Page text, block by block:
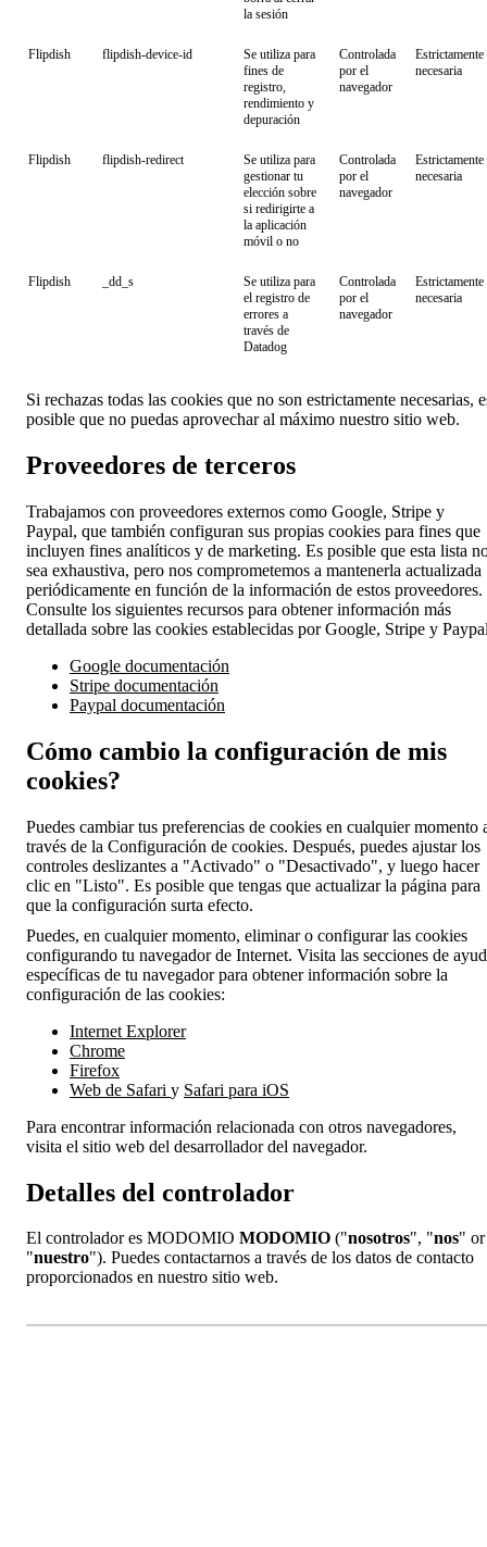
la sesión
Flipdish flipdish-device-id
Se utiliza para
fines de
registro,
rendimiento y
depuración
Controlada
por el
navegador
Estrictamente
necesaria
Flipdish flipdish-redirect
Se utiliza para
gestionar tu
elección sobre
si redirigirte a
la aplicación
móvil o no
Controlada
por el
navegador
Estrictamente
necesaria
Flipdish _dd_s
Se utiliza para
el registro de
errores a
través de
Datadog
Controlada
por el
navegador
Estrictamente
necesaria
Si rechazas todas las cookies que no son estrictamente necesarias,
posible que no puedas aprovechar al máximo nuestro sitio web.
Proveedores de terceros
Trabajamos con proveedores externos como Google, Stripe y
Paypal, que también configuran sus propias cookies para fines que
incluyen fines analíticos y de marketing. Es posible que esta lista
sea exhaustiva, pero nos comprometemos a mantenerla actualizada
periódicamente en función de la información de estos proveedores.
Consulte los siguientes recursos para obtener información más
detallada sobre las cookies establecidas por Google, Stripe y
Google documentación
Stripe documentación
Paypal documentación
Cómo cambio la configuración de mis
cookies?
Puedes cambiar tus preferencias de cookies en cualquier momento
través de la Configuración de cookies. Después, puedes ajustar los
controles deslizantes a "Activado" o "Desactivado", y luego hacer
clic en "Listo". Es posible que tengas que actualizar la página para
que la configuración surta efecto.
Puedes, en cualquier momento, eliminar o configurar las cookies
configurando tu navegador de Internet. Visita las secciones de
específicas de tu navegador para obtener información sobre la
configuración de las cookies:
Internet Explorer
Chrome
Firefox
Web de Safari y Safari para iOS
Para encontrar información relacionada con otros navegadores,
visita el sitio web del desarrollador del navegador.
Detalles del controlador
El controlador es MODOMIO MODOMIO ("nosotros", "nos" or
"nuestro"). Puedes contactarnos a través de los datos de contacto
proporcionados en nuestro sitio web.